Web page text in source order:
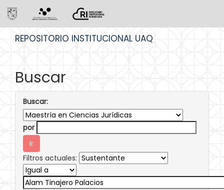
REPOSITORIO INSTITUCIONAL UAQ
Buscar
Buscar:
por
Filtros actuales: